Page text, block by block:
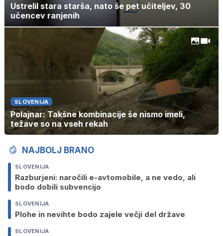
Ustrelil stara starša, nato še pet učiteljev, 30
učencev ranjenih
SLOVENIJA
Polajnar: Takšne kombinacije še nismo imeli,
težave so na vseh rekah
NAJBOLJ BRANO
SLOVENIJA
Razburjeni: naročili e-avtomobile, a ne vedo, ali
bodo dobili subvencijo
SLOVENIJA
Plohe in nevihte bodo zajele večji del države
SLOVENIJA